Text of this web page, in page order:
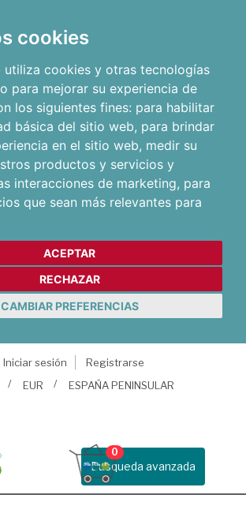
cookies
utiliza cookies y otras tecnologías
para mejorar su experiencia de
los siguientes fines: para habilitar
básica del sitio web, para brindar
en el sitio web, medir su
productos y servicios y
interacciones de marketing, para
que sean más relevantes para
ACEPTAR
RECHAZAR
CAMBIAR PREFERENCIAS
Iniciar sesión
Registrarse
EUR ESPAÑA PENINSULAR
Busqueda avanzada
0